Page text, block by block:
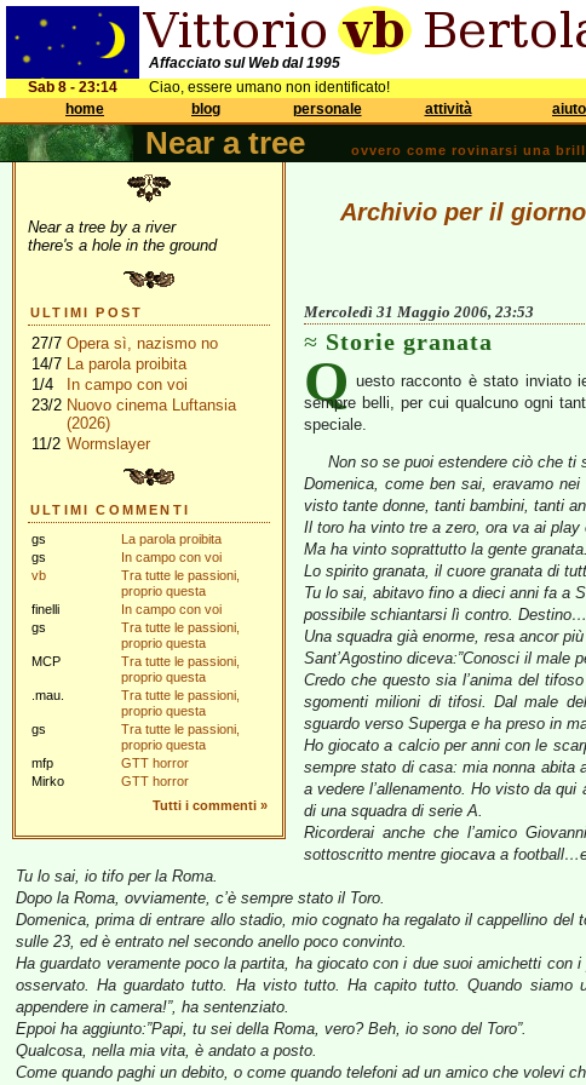
Affacciato sul Web dal 1995
Sab 8 - 23:14
Ciao, essere umano non identificato!
home
blog personale attività aiuto
Near a tree ovvero come rovinarsi una
Near a tree by a river
there's a hole in the ground
ULTIMI POST
27/7 Opera sì, nazismo no
14/7 La parola proibita
1/4
In campo con voi
23/2 Nuovo cinema Luftansia
(2026)
11/2 Wormslayer
ULTIMI COMMENTI
gs
La parola proibita
gs
In campo con voi
vb
Tra tutte le passioni,
proprio questa
finelli
In campo con voi
gs
Tra tutte le passioni,
proprio questa
MCP
Tra tutte le passioni,
proprio questa
.mau.
Tra tutte le passioni,
proprio questa
gs
Tra tutte le passioni,
proprio questa
mfp
GTT horror
Mirko
GTT horror
Tutti i commenti »
Archivio per il
Mercoledì 31 Maggio 2006, 23:53
Storie granata
Q uesto racconto è stato inviato
sempre belli, per cui qualcuno ogni
speciale.
Non so se puoi estendere ciò che ti
Domenica, come ben sai, eravamo
visto tante donne, tanti bambini, tanti
Il toro ha vinto tre a zero, ora va ai play
Ma ha vinto soprattutto la gente granata.
Lo spirito granata, il cuore granata di
Tu lo sai, abitavo fino a dieci anni fa a
possibile schiantarsi lì contro. Destino…
Una squadra già enorme, resa ancor
Sant’Agostino diceva:”Conosci il male
Credo che questo sia l’anima del
sgomenti milioni di tifosi. Dal male
sguardo verso Superga e ha preso in
Ho giocato a calcio per anni con le
sempre stato di casa: mia nonna abita
a vedere l’allenamento. Ho visto da
di una squadra di serie A.
Ricorderai anche che l’amico
sottoscritto mentre giocava a
Tu lo sai, io tifo per la Roma.
Dopo la Roma, ovviamente, c’è sempre stato il Toro.
Domenica, prima di entrare allo stadio, mio cognato ha regalato il cappellino
sulle 23, ed è entrato nel secondo anello poco convinto.
Ha guardato veramente poco la partita, ha giocato con i due suoi amichetti
osservato. Ha guardato tutto. Ha visto tutto. Ha capito tutto. Quando siamo
appendere in camera!”, ha sentenziato.
Eppoi ha aggiunto:”Papi, tu sei della Roma, vero? Beh, io sono del Toro”.
Qualcosa, nella mia vita, è andato a posto.
Come quando paghi un debito, o come quando telefoni ad un amico che volevi